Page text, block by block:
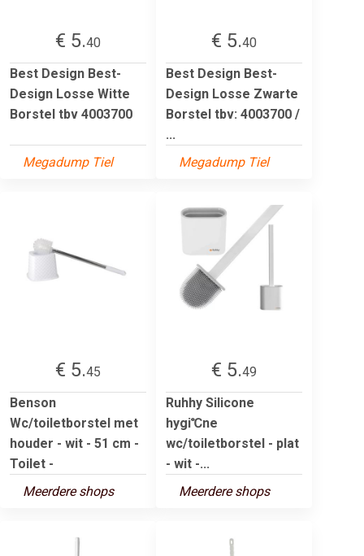
€ 5.40
Best Design Best-
Design Losse Witte
Borstel tbv 4003700
Megadump Tiel
€ 5.40
Best Design Best-
Design Losse Zwarte
Borstel tbv: 4003700 /
...
Megadump Tiel
€ 5.45
Benson
Wc/toiletborstel met
houder - wit - 51 cm -
Toilet -
Meerdere shops
€ 5.49
Ruhhy Silicone
hygi℃ne
wc/toiletborstel - plat
- wit -...
Meerdere shops